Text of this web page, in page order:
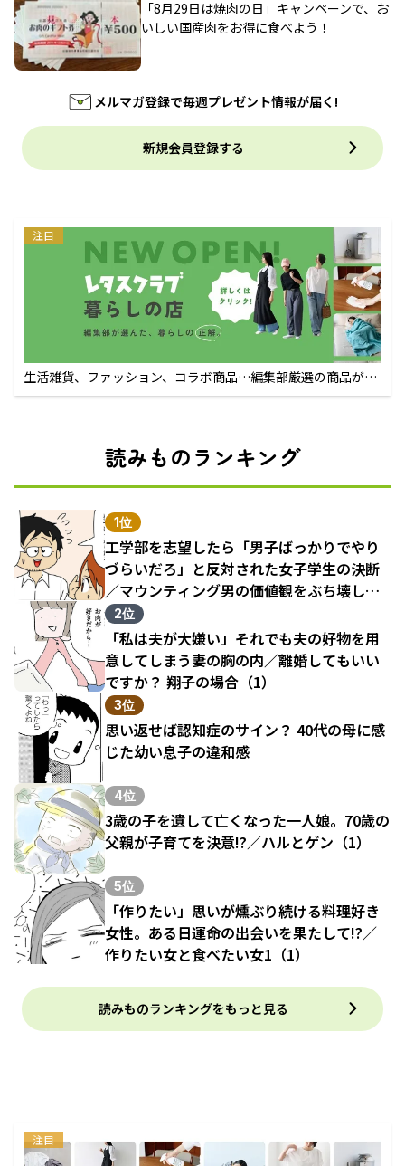
「8月29日は焼肉の日」キャンペーンで、お
いしい国産肉をお得に食べよう！
メルマガ登録で毎週プレゼント情報が届く!
新規会員登録する
注目
生活雑貨、ファッション、コラボ商品…編集部厳選の商品が買
えるECサイト
読みものランキング
1位
工学部を志望したら「男子ばっかりでやり
づらいだろ」と反対された女子学生の決断
／マウンティング男の価値観をぶち壊した
結果（1）
2位
「私は夫が大嫌い」それでも夫の好物を用
意してしまう妻の胸の内／離婚してもいい
ですか？ 翔子の場合（1）
3位
思い返せば認知症のサイン？ 40代の母に感
じた幼い息子の違和感
4位
3歳の子を遺して亡くなった一人娘。70歳の
父親が子育てを決意!?／ハルとゲン（1）
5位
「作りたい」思いが燻ぶり続ける料理好き
女性。ある日運命の出会いを果たして!?／
作りたい女と食べたい女1（1）
読みものランキングをもっと見る
注目